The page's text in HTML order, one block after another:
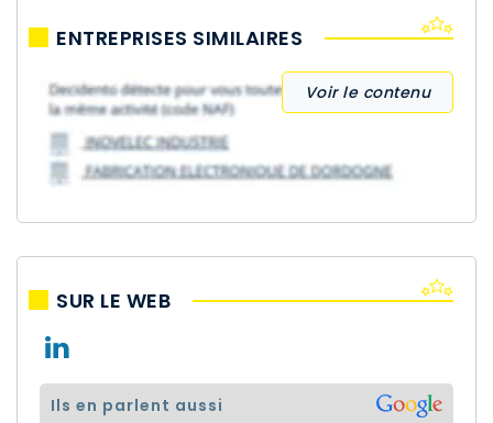
ENTREPRISES SIMILAIRES
Voir le contenu
SUR LE WEB
ils en parlent aussi